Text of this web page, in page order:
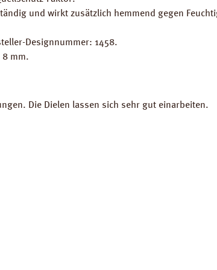
und wirkt zusätzlich hemmend gegen
Designnummer: 1458.
8 mm.
Die Dielen lassen sich sehr gut einarbeiten.